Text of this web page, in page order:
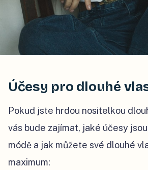
Účesy pro dlouhé
Pokud jste hrdou nositelkou
vás bude zajímat, jaké účesy
módě a jak můžete své dlouhé
maximum: